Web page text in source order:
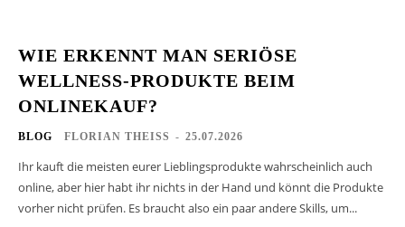
WIE ERKENNT MAN SERIÖSE
WELLNESS-PRODUKTE BEIM
ONLINEKAUF?
BLOG FLORIAN THEISS - 25.07.2026
Ihr kauft die meisten eurer Lieblingsprodukte wahrscheinlich auch
online, aber hier habt ihr nichts in der Hand und könnt die Produkte
vorher nicht prüfen. Es braucht also ein paar andere Skills, um...